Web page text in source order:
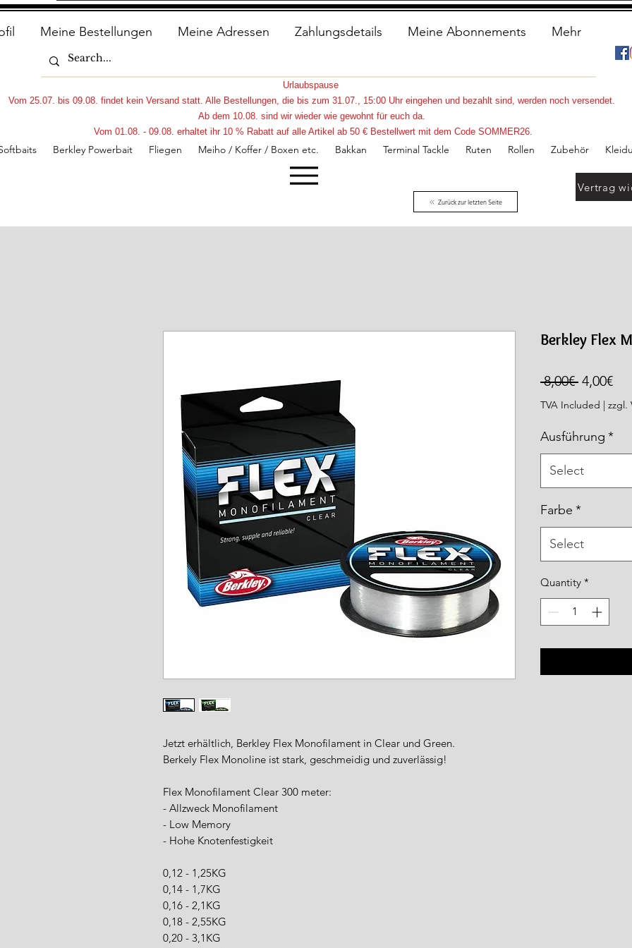
www.angel-area.com
Meine Bestellungen Meine Adressen Zahlungsdetails Meine Abonnements Mehr
Berkley Powerbait Fliegen Meiho / Koffer / Boxen etc. Bakkan Terminal Tackle Ruten Rollen Zubehör
Urlaubspause
Vom 25.07. bis 09.08. findet kein Versand statt. Alle Bestellungen, die bis zum 31.07., 15:00 Uhr eingehen und bezahlt sind, werden noch versendet.
Ab dem 10.08. sind wir wieder wie gewohnt für euch da.
Vom 01.08. - 09.08. erhaltet ihr 10 % Rabatt auf alle Artikel ab 50 € Bestellwert mit dem Code SOMMER26.
Vertrag
Zurück zur letzten Seite
Jetzt erhältlich, Berkley Flex Monofilament in Clear und Green.
Berkely Flex Monoline ist stark, geschmeidig und zuverlässig!
Flex Monofilament Clear 300 meter:
- Allzweck Monofilament
- Low Memory
- Hohe Knotenfestigkeit
0,12 - 1,25KG
0,14 - 1,7KG
0,16 - 2,1KG
0,18 - 2,55KG
0,20 - 3,1KG
Berkley Flex
8,00€ Regular
Price
4,00€Sale
TVA Included | zzgl.
Ausführung *
Select
Farbe *
Select
Quantity *